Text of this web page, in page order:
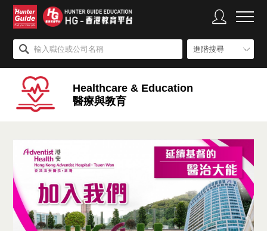
進階搜尋
Healthcare & Education
醫療與教育